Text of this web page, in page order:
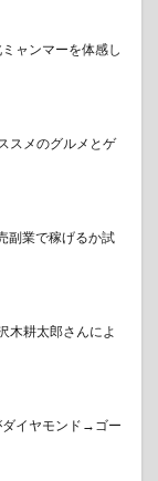
ャンマーを体感し
スメのグルメとゲ
副業で稼げるか試
木耕太郎さんによ
ダイヤモンド→ゴー